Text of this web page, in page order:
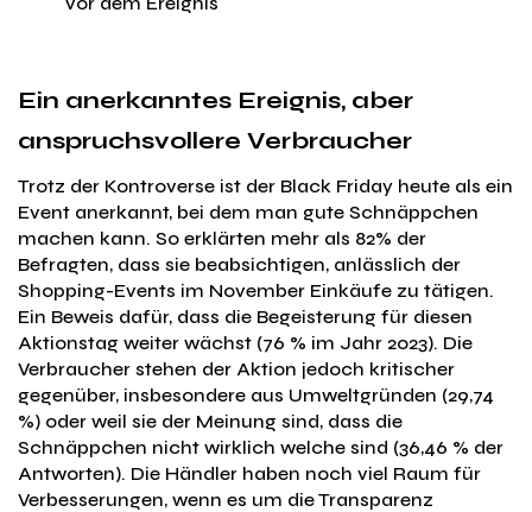
Ein anerkanntes Ereignis, aber
anspruchsvollere Verbraucher
Trotz der Kontroverse ist der Black Friday heute als ein
Event anerkannt, bei dem man gute Schnäppchen
machen kann. So erklärten mehr als 82% der
Befragten, dass sie beabsichtigen, anlässlich der
Shopping-Events im November Einkäufe zu tätigen.
Ein Beweis dafür, dass die Begeisterung für diesen
Aktionstag weiter wächst (76 % im Jahr 2023). Die
Verbraucher stehen der Aktion jedoch kritischer
gegenüber, insbesondere aus Umweltgründen (29,74
%) oder weil sie der Meinung sind, dass die
Schnäppchen nicht wirklich welche sind (36,46 % der
Antworten). Die Händler haben noch viel Raum für
Verbesserungen, wenn es um die Transparenz